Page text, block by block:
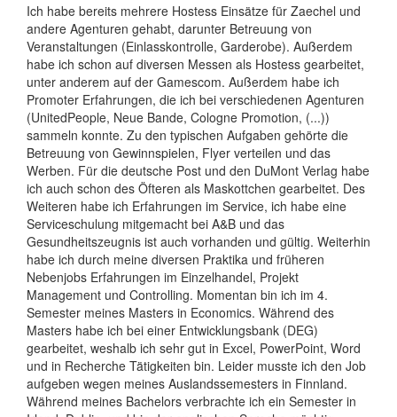
Ich habe bereits mehrere Hostess Einsätze für Zaechel und
andere Agenturen gehabt, darunter Betreuung von
Veranstaltungen (Einlasskontrolle, Garderobe). Außerdem
habe ich schon auf diversen Messen als Hostess gearbeitet,
unter anderem auf der Gamescom. Außerdem habe ich
Promoter Erfahrungen, die ich bei verschiedenen Agenturen
(UnitedPeople, Neue Bande, Cologne Promotion, (...))
sammeln konnte. Zu den typischen Aufgaben gehörte die
Betreuung von Gewinnspielen, Flyer verteilen und das
Werben. Für die deutsche Post und den DuMont Verlag habe
ich auch schon des Öfteren als Maskottchen gearbeitet. Des
Weiteren habe ich Erfahrungen im Service, ich habe eine
Serviceschulung mitgemacht bei A&B und das
Gesundheitszeugnis ist auch vorhanden und gültig. Weiterhin
habe ich durch meine diversen Praktika und früheren
Nebenjobs Erfahrungen im Einzelhandel, Projekt
Management und Controlling. Momentan bin ich im 4.
Semester meines Masters in Economics. Während des
Masters habe ich bei einer Entwicklungsbank (DEG)
gearbeitet, weshalb ich sehr gut in Excel, PowerPoint, Word
und in Recherche Tätigkeiten bin. Leider musste ich den Job
aufgeben wegen meines Auslandssemesters in Finnland.
Während meines Bachelors verbrachte ich ein Semester in